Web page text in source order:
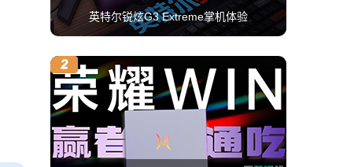
英特尔锐炫G3 Extreme掌机体验